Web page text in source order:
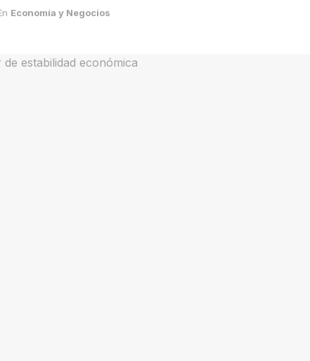
Economía y Negocios